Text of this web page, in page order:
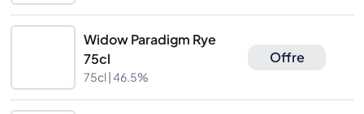
Widow Paradigm Rye
75cl
75cl |46.5%
Offre